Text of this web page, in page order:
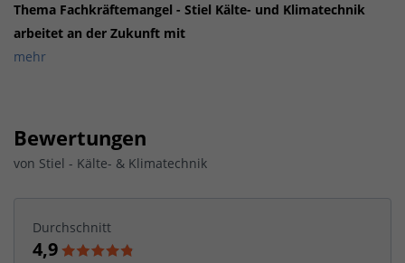
Thema Fachkräftemangel - Stiel Kälte- und Klimatechnik
arbeitet an der Zukunft mit
mehr
Bewertungen
von Stiel - Kälte- & Klimatechnik
Durchschnitt
4,9